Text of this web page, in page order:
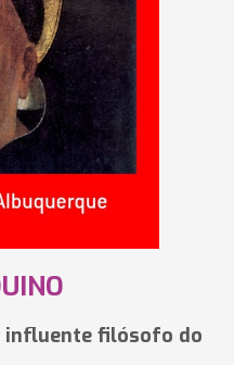
influente filósofo do